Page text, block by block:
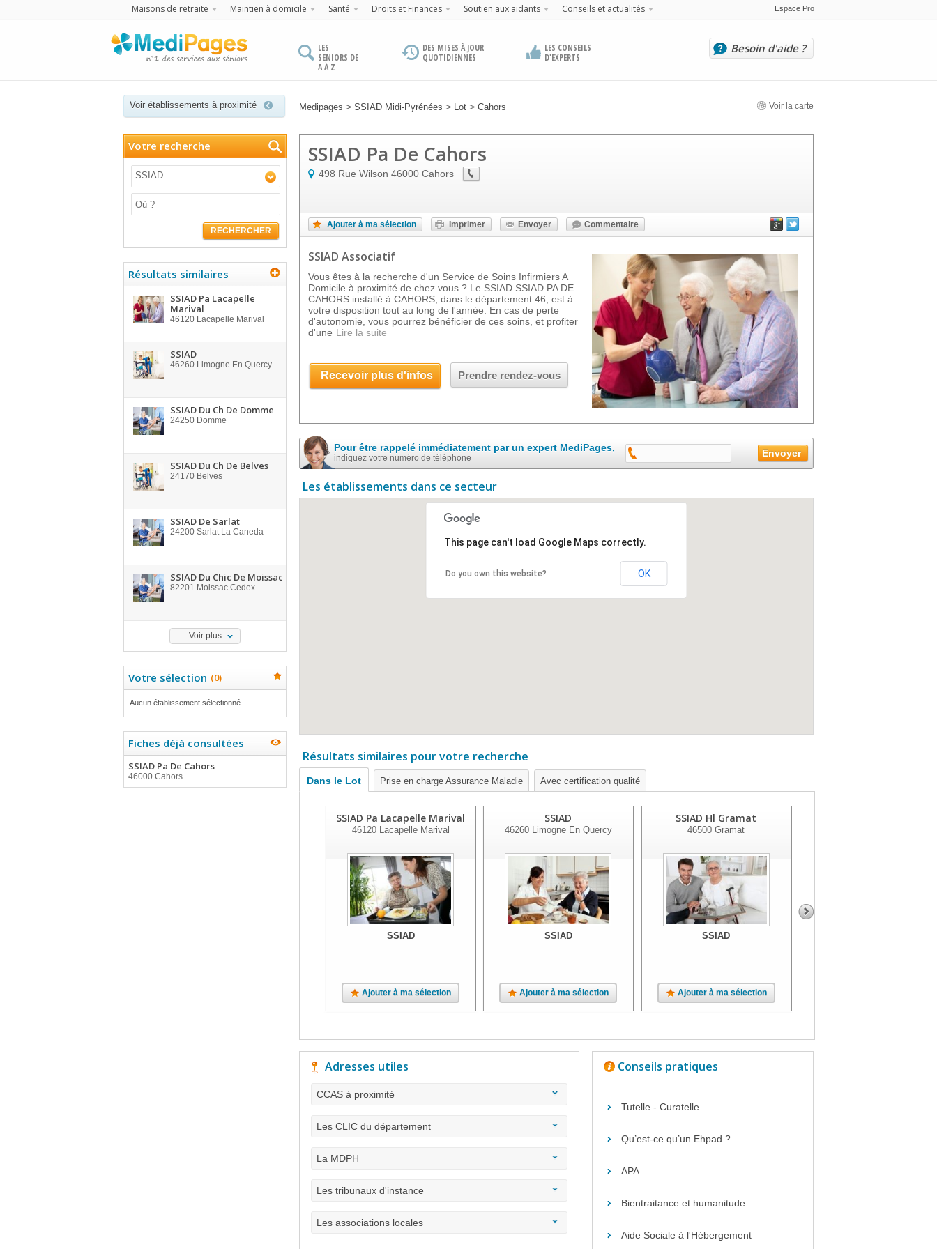
Maisons de retraite Maintien à domicile Santé Droits et Finances Soutien aux aidants Conseils et actualités Espace Pro
LES
SENIORS DE
A À Z
DES MISES À JOUR
QUOTIDIENNES
LES CONSEILS
D'EXPERTS
Besoin d'aide ?
Voir établissements à proximité Medipages > SSIAD Midi-Pyrénées > Lot > Cahors Voir la carte
Votre recherche
SSIAD
RECHERCHER
Résultats similaires
SSIAD Pa Lacapelle
Marival
46120 Lacapelle Marival
SSIAD
46260 Limogne En Quercy
SSIAD Du Ch De Domme
24250 Domme
SSIAD Du Ch De Belves
24170 Belves
SSIAD De Sarlat
24200 Sarlat La Caneda
SSIAD Du Chic De Moissac
82201 Moissac Cedex
Voir plus
Votre sélection (0)
Aucun établissement sélectionné
Fiches déjà consultées
SSIAD Pa De Cahors
46000 Cahors
SSIAD Pa De Cahors
498 Rue Wilson 46000 Cahors
Ajouter à ma sélection Imprimer Envoyer Commentaire
SSIAD Associatif
Vous êtes à la recherche d'un Service de Soins Infirmiers A
Domicile à proximité de chez vous ? Le SSIAD SSIAD PA DE
CAHORS installé à CAHORS, dans le département 46, est à
votre disposition tout au long de l'année. En cas de perte
d'autonomie, vous pourrez bénéficier de ces soins, et profiter
d'une Lire la suite
Recevoir plus d'infos Prendre rendez-vous
Pour être rappelé immédiatement par un expert MediPages,
indiquez votre numéro de téléphone
Les établissements dans ce secteur
This page can't load Google Maps correctly.
Do you own this website? OK
Résultats similaires pour votre recherche
Dans le Lot Prise en charge Assurance Maladie Avec certification qualité
SSIAD Pa Lacapelle Marival
46120Lacapelle Marival
SSIAD
Ajouter à ma sélection
SSIAD
46260Limogne En Quercy
SSIAD
Ajouter à ma sélection
SSIAD Hl Gramat
46500 Gramat
SSIAD
Ajouter à ma sélection
Adresses utiles
CCAS à proximité
Les CLIC du département
La MDPH
Les tribunaux d'instance
Les associations locales
Conseils pratiques
Tutelle - Curatelle
Qu’est-ce qu’un Ehpad ?
APA
Bientraitance et humanitude
Aide Sociale à l'Hébergement